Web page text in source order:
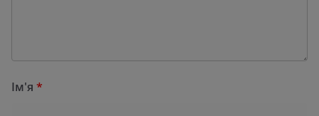
Ім'я *